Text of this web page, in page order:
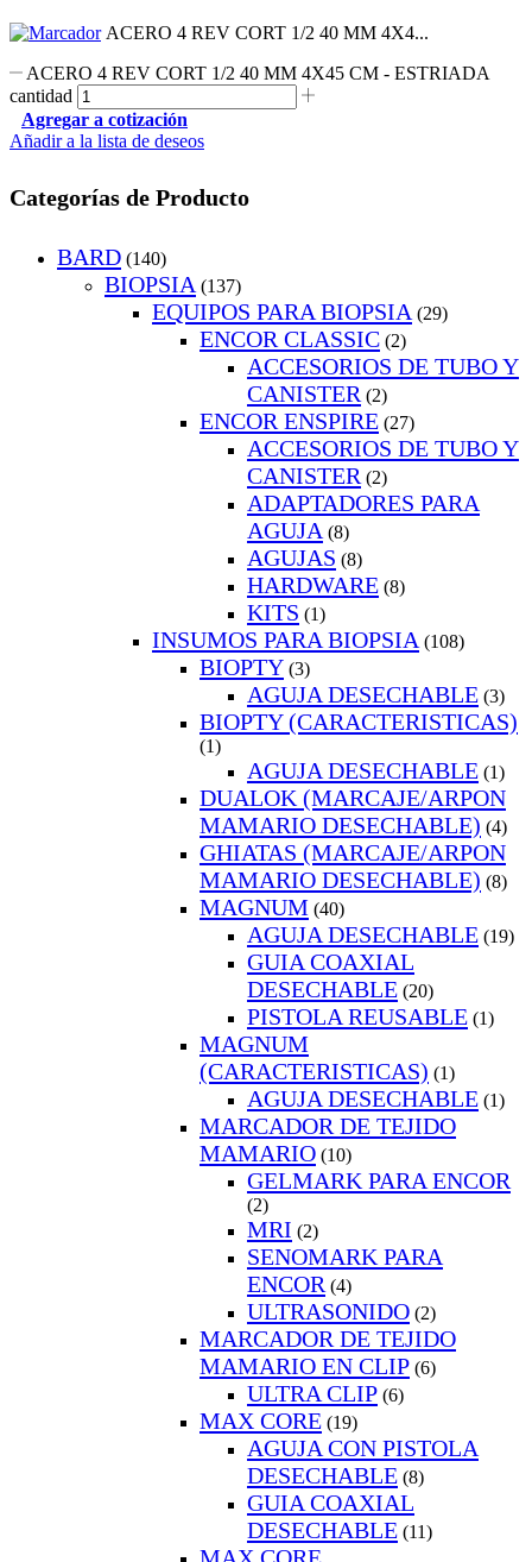
ACERO 4 REV CORT 1/2 40 MM 4X4...
ACERO 4 REV CORT 1/2 40 MM 4X45 CM - ESTRIADA
cantidad
Agregar a cotización
Añadir a la lista de deseos
Categorías de Producto
BARD (140)
BIOPSIA (137)
EQUIPOS PARA BIOPSIA (29)
ENCOR CLASSIC (2)
ACCESORIOS DE TUBO Y
CANISTER (2)
ENCOR ENSPIRE (27)
ACCESORIOS DE TUBO Y
CANISTER (2)
ADAPTADORES PARA
AGUJA (8)
AGUJAS (8)
HARDWARE (8)
KITS (1)
INSUMOS PARA BIOPSIA (108)
BIOPTY (3)
AGUJA DESECHABLE (3)
BIOPTY (CARACTERISTICAS)
(1)
AGUJA DESECHABLE (1)
DUALOK (MARCAJE/ARPON
MAMARIO DESECHABLE) (4)
GHIATAS (MARCAJE/ARPON
MAMARIO DESECHABLE) (8)
MAGNUM (40)
AGUJA DESECHABLE (19)
GUIA COAXIAL
DESECHABLE (20)
PISTOLA REUSABLE (1)
MAGNUM
(CARACTERISTICAS) (1)
AGUJA DESECHABLE (1)
MARCADOR DE TEJIDO
MAMARIO (10)
GELMARK PARA ENCOR
(2)
MRI (2)
SENOMARK PARA
ENCOR (4)
ULTRASONIDO (2)
MARCADOR DE TEJIDO
MAMARIO EN CLIP (6)
ULTRA CLIP (6)
MAX CORE (19)
AGUJA CON PISTOLA
DESECHABLE (8)
GUIA COAXIAL
DESECHABLE (11)